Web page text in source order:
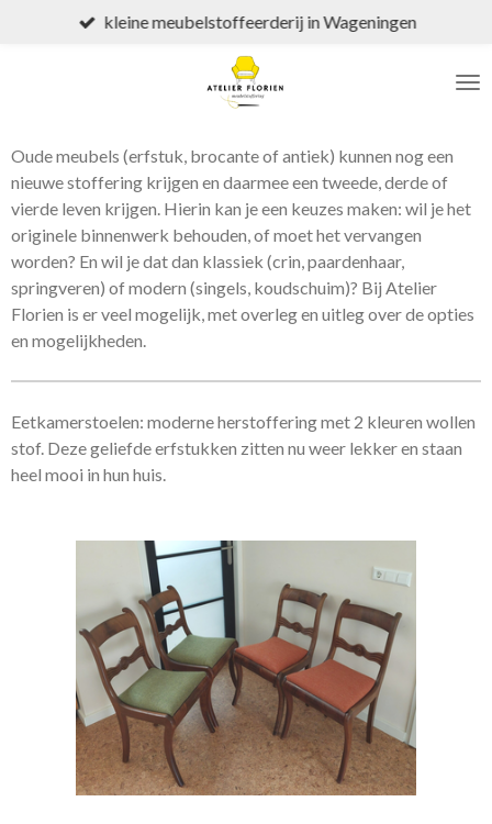
kleine meubelstoffeerderij in Wageningen
Oude meubels (erfstuk, brocante of antiek) kunnen nog een
nieuwe stoffering krijgen en daarmee een tweede, derde of
vierde leven krijgen. Hierin kan je een keuzes maken: wil je het
originele binnenwerk behouden, of moet het vervangen
worden? En wil je dat dan klassiek (crin, paardenhaar,
springveren) of modern (singels, koudschuim)? Bij Atelier
Florien is er veel mogelijk, met overleg en uitleg over de opties
en mogelijkheden.
Eetkamerstoelen: moderne herstoffering met 2 kleuren wollen
stof. Deze geliefde erfstukken zitten nu weer lekker en staan
heel mooi in hun huis.